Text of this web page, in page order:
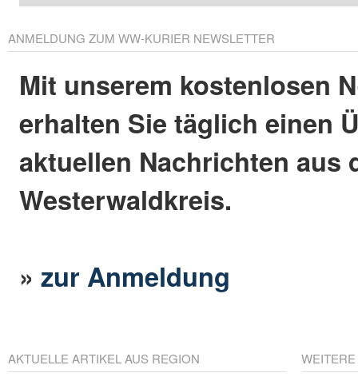
ANMELDUNG ZUM WW-KURIER NEWSLETTER
Mit unserem kostenlosen
erhalten Sie täglich einen
aktuellen Nachrichten aus
Westerwaldkreis.
»zur Anmeldung
AKTUELLE ARTIKEL AUS REGION